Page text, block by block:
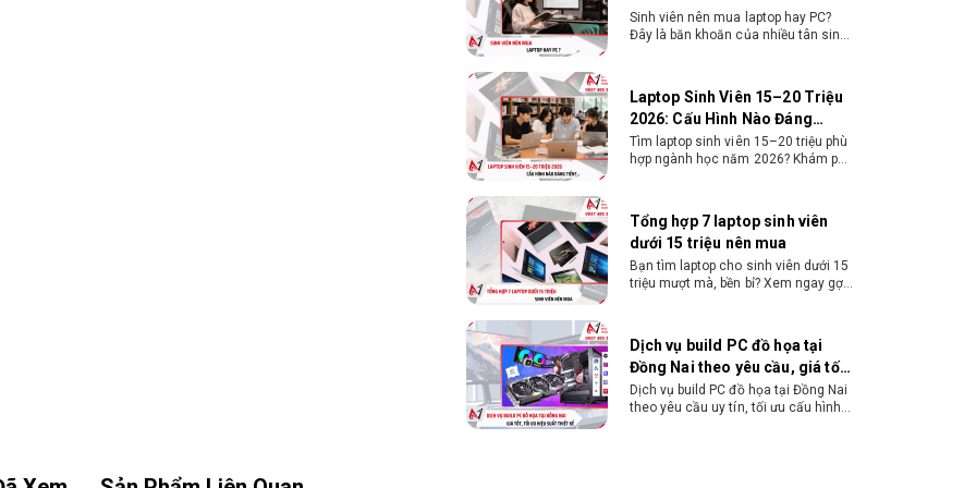
Flashback- 3 jack âm thanh
Phụ kiện
đi kèm
- 1 x I/O Shield- 2 x Ăng-ten WiFi- 2 x
Sinh viên nên mua laptop hay PC?
Đây là băn khoăn của nhiều tân sinh
Laptop Sinh Viên 15–20 Triệu
2026: Cấu Hình Nào Đáng
Tiền?
Tìm laptop sinh viên 15–20 triệu phù
hợp ngành học năm 2026? Khám phá
Tổng hợp 7 laptop sinh viên
dưới 15 triệu nên mua
Bạn tìm laptop cho sinh viên dưới 15
triệu mượt mà, bền bỉ? Xem ngay gợi
Dịch vụ build PC đồ họa tại
Đồng Nai theo yêu cầu, giá tốt,
uy tín
Dịch vụ build PC đồ họa tại Đồng Nai
theo yêu cầu uy tín, tối ưu cấu hình